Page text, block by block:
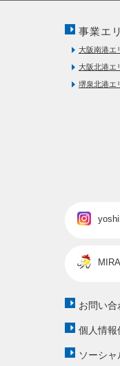
事業エ
大阪南港エ
大阪北港エ
堺泉北港エ
お問い合
個人情報
ソーシ